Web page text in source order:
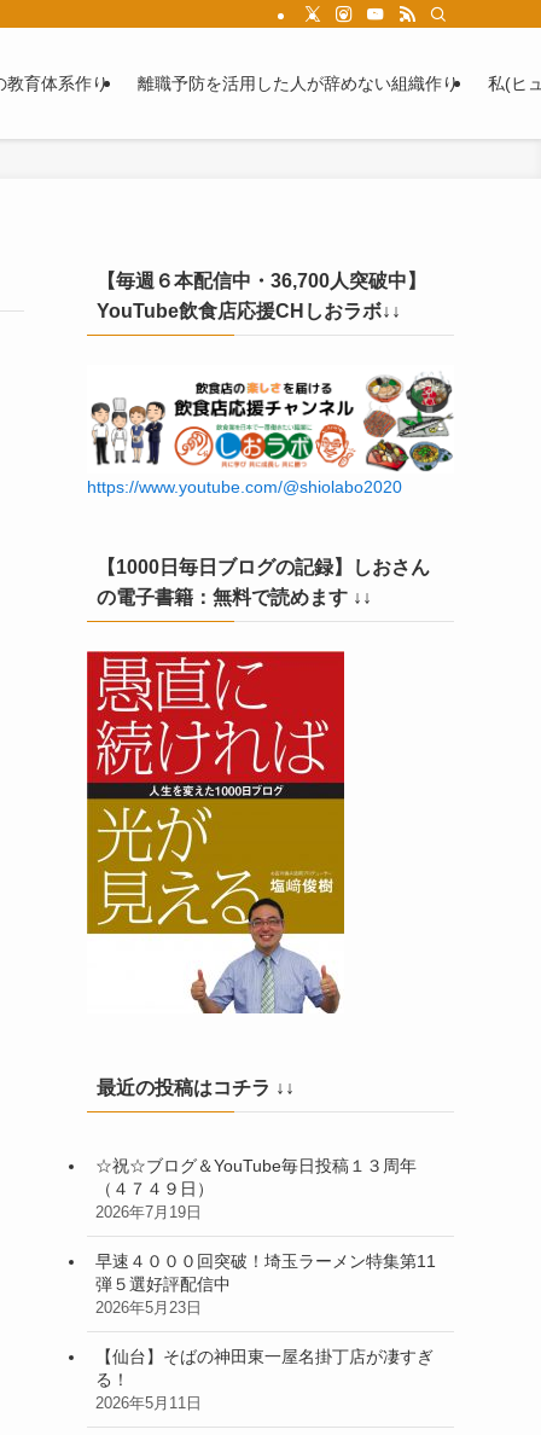
教育体系作り 離職予防を活用した人が辞めない組織作り 私(ヒ
【毎週６本配信中・36,700人突破中】
YouTube飲食店応援CHしおラボ↓↓
https://www.youtube.com/@shiolabo2020
【1000日毎日ブログの記録】しおさん
の電子書籍：無料で読めます ↓↓
最近の投稿はコチラ ↓↓
☆祝☆ブログ＆YouTube毎日投稿１３周年
（４７４９日）
2026年7月19日
早速４０００回突破！埼玉ラーメン特集第11
弾５選好評配信中
2026年5月23日
【仙台】そばの神田東一屋名掛丁店が凄すぎ
る！
2026年5月11日